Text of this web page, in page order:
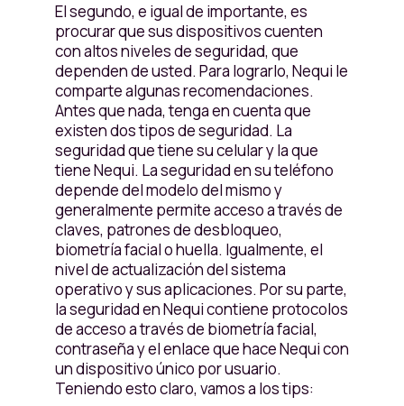
El segundo, e igual de importante, es
procurar que sus dispositivos cuenten
con altos niveles de seguridad, que
dependen de usted. Para lograrlo, Nequi le
comparte algunas recomendaciones.
Antes que nada, tenga en cuenta que
existen dos tipos de seguridad. La
seguridad que tiene su celular y la que
tiene Nequi. La seguridad en su teléfono
depende del modelo del mismo y
generalmente permite acceso a través de
claves, patrones de desbloqueo,
biometría facial o huella. Igualmente, el
nivel de actualización del sistema
operativo y sus aplicaciones. Por su parte,
la seguridad en Nequi contiene protocolos
de acceso a través de biometría facial,
contraseña y el enlace que hace Nequi con
un dispositivo único por usuario.
Teniendo esto claro, vamos a los tips: